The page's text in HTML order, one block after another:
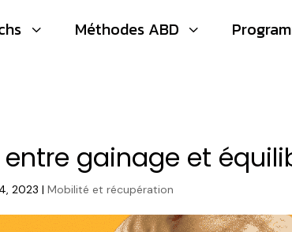
3 3
Méthodes ABD
gainage et
2023 |Mobilité et récupération